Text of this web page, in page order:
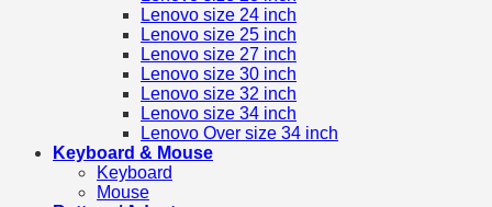
Lenovo size 24 inch
Lenovo size 25 inch
Lenovo size 27 inch
Lenovo size 30 inch
Lenovo size 32 inch
Lenovo size 34 inch
Lenovo Over size 34 inch
Keyboard & Mouse
Keyboard
Mouse